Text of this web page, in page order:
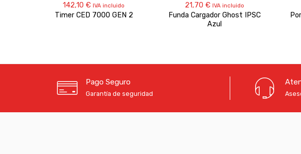
142,10 € IVA incluido
Timer CED 7000 GEN 2
21,70 € IVA incluido
Funda Cargador Ghost IPSC
Azul
Pago Seguro
Garantía de seguridad